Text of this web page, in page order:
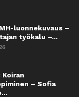
luonnekuvaus –
työkalu –...
– Sofia